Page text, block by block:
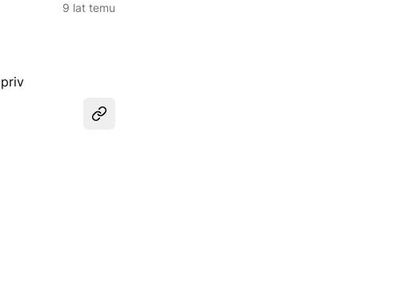
9 lat temu
Udostępnij